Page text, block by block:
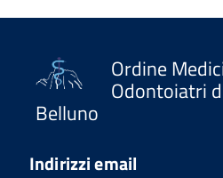
Ordine
Odontoiatri
Belluno
Indirizzi email